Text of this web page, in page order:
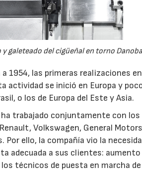
y galeteado del cigüeñal en torno
1954, las primeras realizaciones
actividad se inició en Europa y
o los de Europa del Este y Asia.
trabajado conjuntamente con
Volkswagen, General
ello, la compañía vio la
adecuada a sus clientes:
técnicos de puesta en marcha